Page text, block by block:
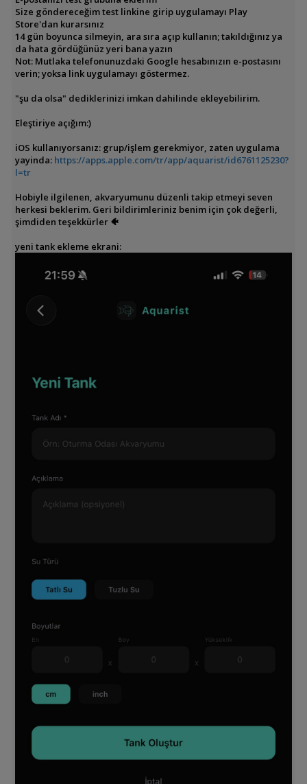
Size göndereceğim test linkine girip uygulamayı Play
Store'dan kurarsınız
14 gün boyunca silmeyin, ara sıra açıp kullanın; takıldığınız ya
da hata gördüğünüz yeri bana yazın
Not: Mutlaka telefonunuzdaki Google hesabınızın e-postasını
verin; yoksa link uygulamayı göstermez.
"şu da olsa" dediklerinizi imkan dahilinde ekleyebilirim.
Eleştiriye açığım:)
iOS kullanıyorsanız: grup/işlem gerekmiyor, zaten uygulama
yayinda: https://apps.apple.com/tr/app/aquarist/id6761125230?
l=tr
Hobiyle ilgilenen, akvaryumunu düzenli takip etmeyi seven
herkesi beklerim. Geri bildirimleriniz benim için çok değerli,
şimdiden teşekkürler 🐠
yeni tank ekleme ekrani: